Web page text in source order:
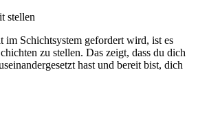
stellen
im Schichtsystem gefordert wird, ist es
zu stellen. Das zeigt, dass du dich
hast und bereit bist, dich